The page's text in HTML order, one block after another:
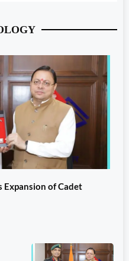
Expansion of Cadet